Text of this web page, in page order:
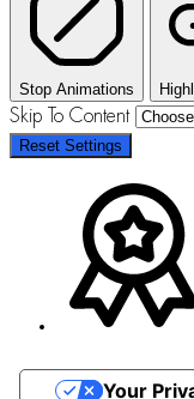
Stop Animations
Skip To Content
Reset Settings
Your